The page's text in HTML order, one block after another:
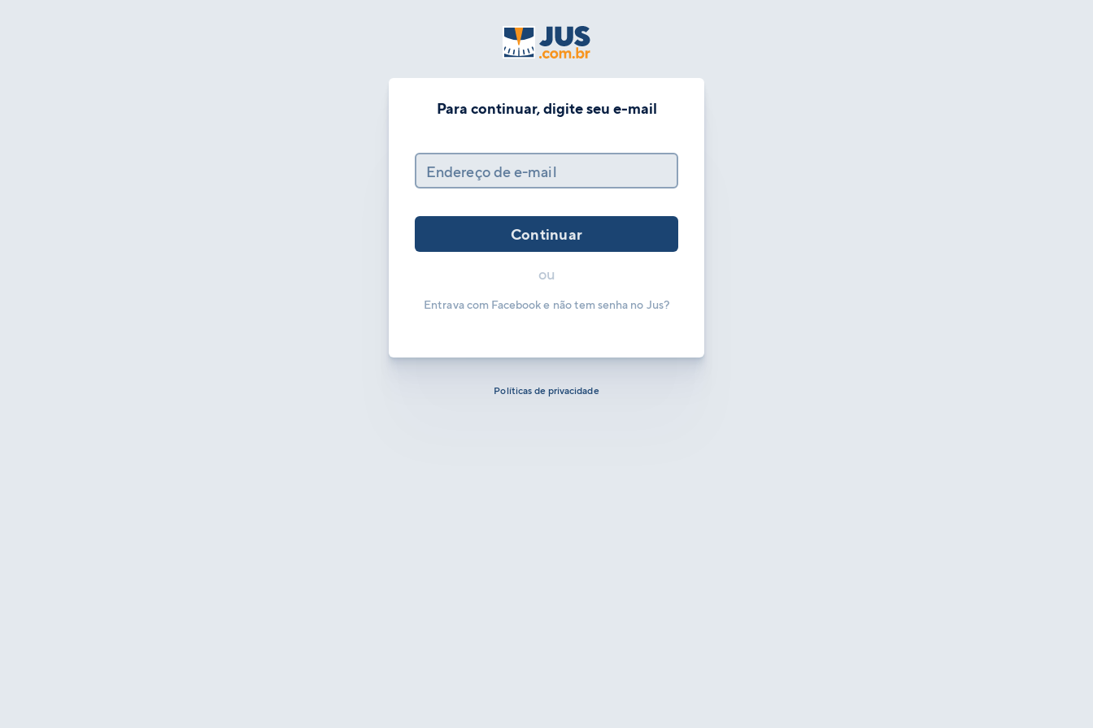
Para continuar, digite seu e-mail
Endereço de e-mail
Continuar
ou
Entrava com Facebook e não tem senha no Jus?
Políticas de privacidade